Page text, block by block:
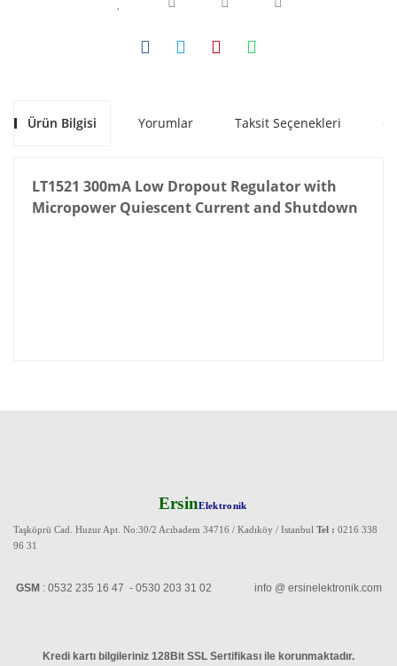
Ürün Bilgisi Yorumlar Taksit Seçenekleri
LT1521 300mA Low Dropout Regulator with
Micropower Quiescent Current and Shutdown
ErsinElektronik
Taşköprü Cad. Huzur Apt. No:30/2 Acıbadem 34716 / Kadıköy / Istanbul Tel : 0216 338
96 31
GSM : 0532 235 16 47 - 0530 203 31 02 info @ ersinelektronik.com
Kredi kartı bilgileriniz 128Bit SSL Sertifikası ile korunmaktadır.